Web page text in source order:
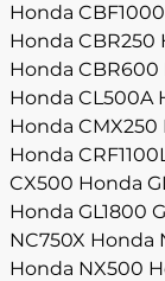
Honda CBF1000
Honda CBR250
Honda CBR600
Honda CL500A
Honda CMX250
Honda
CX500 Honda
Honda GL1800
NC750X Honda
Honda NX500